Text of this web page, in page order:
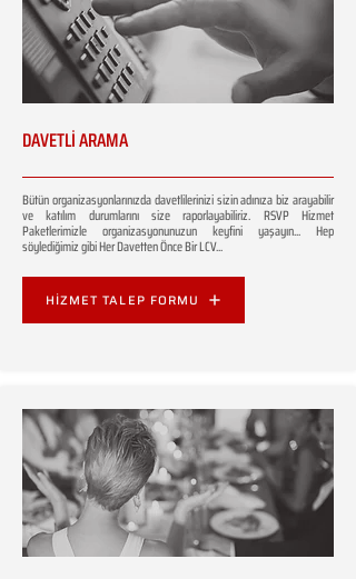
DAVETLİ ARAMA
Bütün organizasyonlarınızda davetlilerinizi sizin adınıza biz arayabilir
ve katılım durumlarını size raporlayabiliriz. RSVP Hizmet
Paketlerimizle organizasyonunuzun keyfini yaşayın... Hep
söylediğimiz gibi Her Davetten Önce Bir LCV...
HİZMET TALEP FORMU